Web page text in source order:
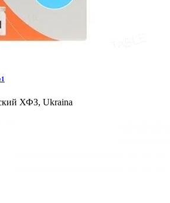
ХФЗ, Ukraina